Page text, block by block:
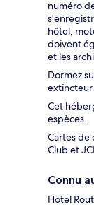
numéro
hôtel,
doivent
et les
Dormez
extincteur
Cet
espèces.
Cartes de
Club et
Connu
Hotel